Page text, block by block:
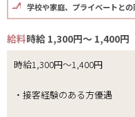
学校や家庭、プライベートと
給料時給 1,300円～ 1,400円
時給1,300円～1,400円
・接客経験のある方優遇